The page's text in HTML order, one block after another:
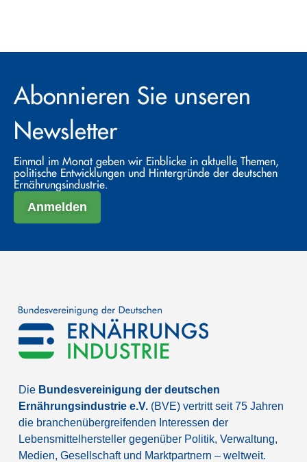
Abonnieren Sie unseren
Newsletter
Einmal im Monat geben wir Einblicke in aktuelle Themen,
politische Entwicklungen und Hintergründe der deutschen
Ernährungsindustrie.
Anmelden
Die Bundesvereinigung der deutschen
Ernährungsindustrie e.V. (BVE) vertritt seit 75 Jahren
die branchenübergreifenden Interessen der
Lebensmittelhersteller gegenüber Politik, Verwaltung,
Medien, Gesellschaft und Marktpartnern – weltweit.